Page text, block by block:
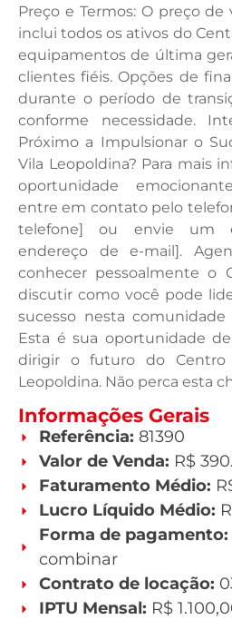
Preço e Termos: O preço
inclui todos os ativos do
equipamentos de última
clientes fiéis. Opções de
durante o período de
conforme necessidade.
Próximo a Impulsionar o
Vila Leopoldina? Para mais
oportunidade
entre em contato pelo
telefone] ou envie um
endereço de e-mail].
conhecer pessoalmente o
discutir como você pode
sucesso nesta
Esta é sua oportunidade
dirigir o futuro do Centro
Leopoldina. Não perca esta
Informações Gerais
Referência: 81390
Valor de Venda: R$
Faturamento Médio:
Lucro Líquido Médio:
Forma de pagamento:
combinar
Contrato de locação:
IPTU Mensal: R$